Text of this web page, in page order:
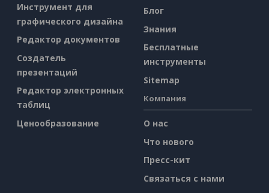
Инструмент для
графического дизайна
Редактор документов
Создатель
презентаций
Редактор электронных
таблиц
Ценообразование
Блог
Знания
Бесплатные
инструменты
Sitemap
Компания
О нас
Что нового
Пресс-кит
Связаться с нами